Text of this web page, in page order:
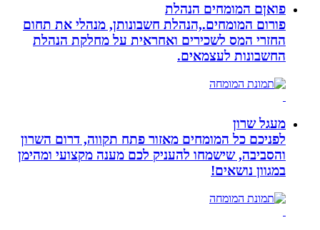
פואןם המומחים הנהלת
פורום המומחים.,הנהלת חשבונותן, מנהלי את תחום
החזרי המס לשכירים ואחראית על מחלקת הנהלת
החשבונות לעצמאים.
מעגל שרון
לפניכם כל המומחים מאזור פתח תקווה, דרום השרון
והסביבה, שישמחו להעניק לכם מענה מקצועי ומהימן
במגוון נושאים!